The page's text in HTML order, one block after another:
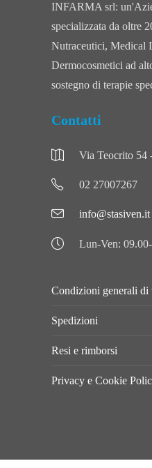
INFARMA srl:
specializzata da oltre
Nutraceutici, Medical
Dermocosmetici ad
sostegno di terapie
Contatti
Via Teocrito 54
02 27007267
info@stasiven.it
Lun-Ven:
Condizioni generali di
Spedizioni
Resi e rimborsi
Privacy e Cookie